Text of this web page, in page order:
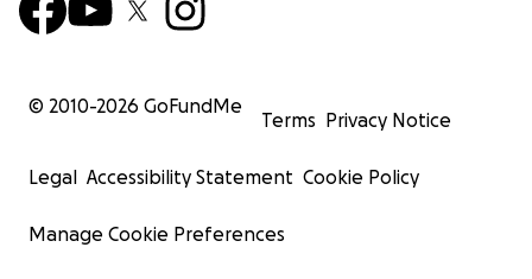
© 2010-2026 GoFundMe
Terms Privacy Notice
Legal Accessibility Statement Cookie Policy
Manage Cookie Preferences